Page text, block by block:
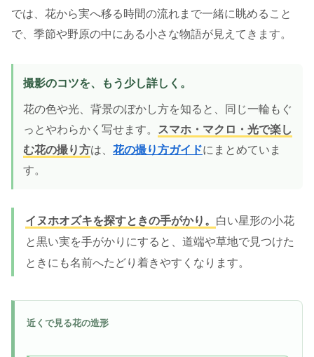
では、花から実へ移る時間の流れまで一緒に眺めること
で、季節や野原の中にある小さな物語が見えてきます。
撮影のコツを、もう少し詳しく。
花の色や光、背景のぼかし方を知ると、同じ一輪もぐ
っとやわらかく写せます。
スマホ・マクロ・光で楽し
む花の撮り方は、 花の撮り方ガイドにまとめていま
す。
イヌホオズキを探すときの手がかり。 白い星形の小花
と黒い実を手がかりにすると、道端や草地で見つけた
ときにも名前へたどり着きやすくなります。
近くで見る花の造形